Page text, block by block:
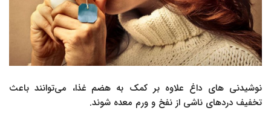
نوشیدنی های داغ علاوه بر کمک به هضم غذا، می‌توانند باعث
تخفیف دردهای ناشی از نفخ و ورم معده شوند.